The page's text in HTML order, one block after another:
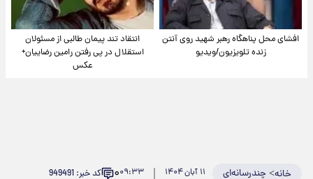
افشای محل پناهگاه‌ رهبر شهید روی آنتن
زنده تلویزیون/ویدیو
انتقاد تند پیمان طالبی از مسئولان
استقلال در پی رفتن رامین رضاییان+
عکس
خانه> چندرسانه‌ای ۱۱ آبان ۱۴۰۴ ۰۹:۳۳۰ کد خبر: 949491